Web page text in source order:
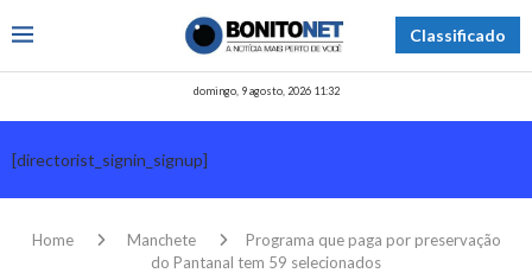
Classificado
domingo, 9 agosto, 2026 11:32
[directorist_signin_signup]
Home Manchete
Programa que paga por preservação
do Pantanal tem 59 selecionados